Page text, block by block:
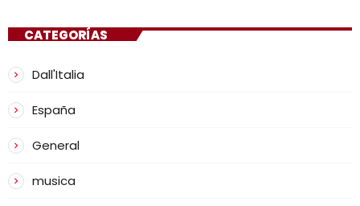
CATEGORÍAS
Dall'Italia
España
General
musica